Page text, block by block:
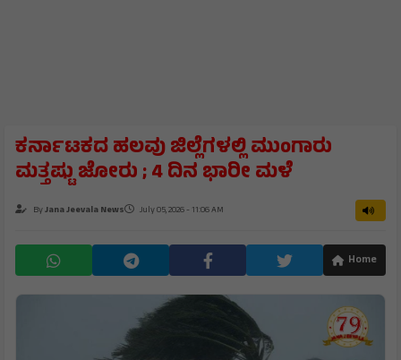
ಕರ್ನಾಟಕದ ಹಲವು ಜಿಲ್ಲೆಗಳಲ್ಲಿ ಮುಂಗಾರು
ಮತ್ತಷ್ಟು ಜೋರು ; 4 ದಿನ ಭಾರೀ ಮಳೆ
ByJana Jeevala News July 05, 2026 - 11:06 AM
Home